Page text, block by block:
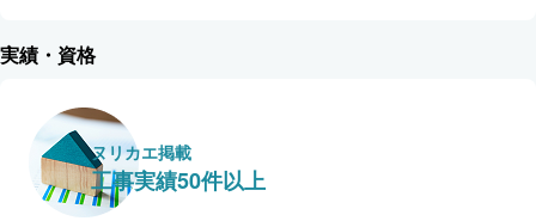
実績・資格
ヌリカエ掲載
工事実績50件以上